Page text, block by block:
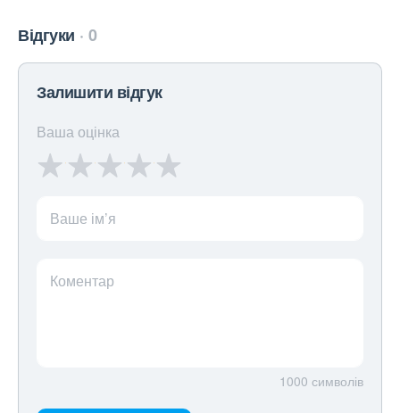
Відгуки 0
Залишити відгук
Ваша оцінка
Ваше ім’я
Коментар
1000 символів